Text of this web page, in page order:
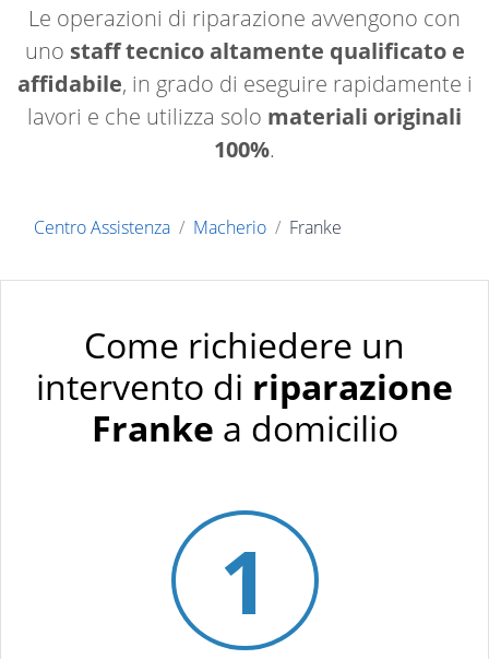
Le operazioni di riparazione avvengono con
uno staff tecnico altamente qualificato e
affidabile, in grado di eseguire rapidamente i
lavori e che utilizza solo materiali originali
100%.
Centro Assistenza Macherio Franke
Come richiedere un
intervento di riparazione
Franke a domicilio
1